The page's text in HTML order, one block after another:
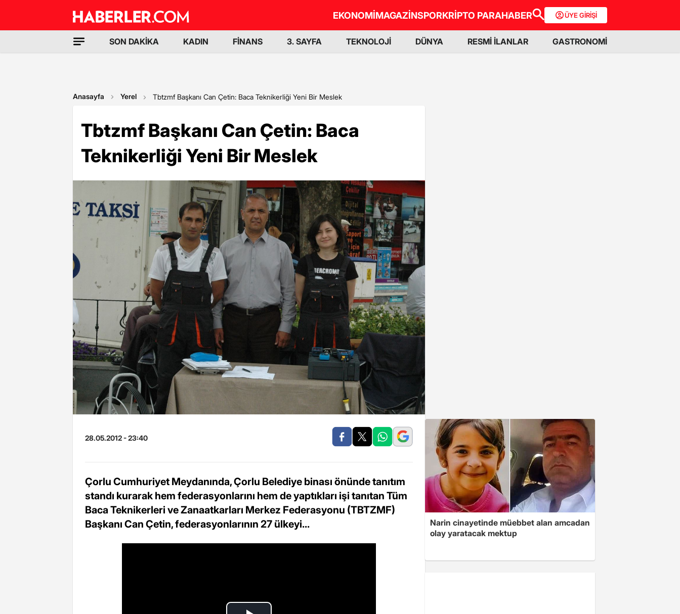
EKONOMİMAGAZİNSPORKRİPTO PARAHABER ÜYE GİRİŞİ
SON DAKİKA KADIN FİNANS 3. SAYFA TEKNOLOJİ DÜNYA RESMİ İLANLAR GASTRONOMİ
Anasayfa Yerel Tbtzmf Başkanı Can Çetin: Baca Teknikerliği Yeni Bir Meslek
Tbtzmf Başkanı Can Çetin: Baca
Teknikerliği Yeni Bir Meslek
28.05.2012 - 23:40
Çorlu Cumhuriyet Meydanında, Çorlu Belediye binası önünde tanıtım
standı kurarak hem federasyonlarını hem de yaptıkları işi tanıtan Tüm
Baca Teknikerleri ve Zanaatkarları Merkez Federasyonu (TBTZMF)
Başkanı Can Çetin, federasyonlarının 27 ülkeyi...
Narin cinayetinde müebbet alan amcadan
olay yaratacak mektup